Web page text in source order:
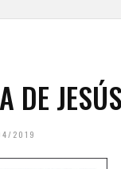
DE
2019